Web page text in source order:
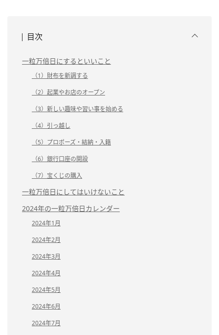
目次
一粒万倍日にするといいこと
（1）財布を新調する
（2）起業やお店のオープン
（3）新しい趣味や習い事を始める
（4）引っ越し
（5）プロポーズ・結納・入籍
（6）銀行口座の開設
（7）宝くじの購入
一粒万倍日にしてはいけないこと
2024年の一粒万倍日カレンダー
2024年1月
2024年2月
2024年3月
2024年4月
2024年5月
2024年6月
2024年7月